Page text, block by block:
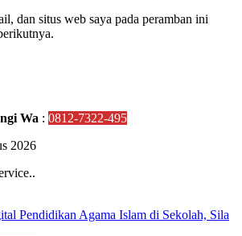
dan situs web saya pada peramban ini
Wa : 0812-7322-495
2026